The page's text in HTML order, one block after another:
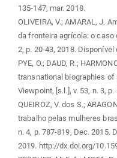
135-147, mar. 2018.
OLIVEIRA, V.; AMARAL, J.
da fronteira agrícola: o caso
2, p. 20-43, 2018. Disponível
PYE, O.; DAUD, R.;
transnational biographies
Viewpoint, [s.l.], v. 53, n. 3,
QUEIROZ, V. dos S.;
trabalho pelas mulheres
n. 4, p. 787-819, Dec. 2015.
2019. http://dx.doi.org/